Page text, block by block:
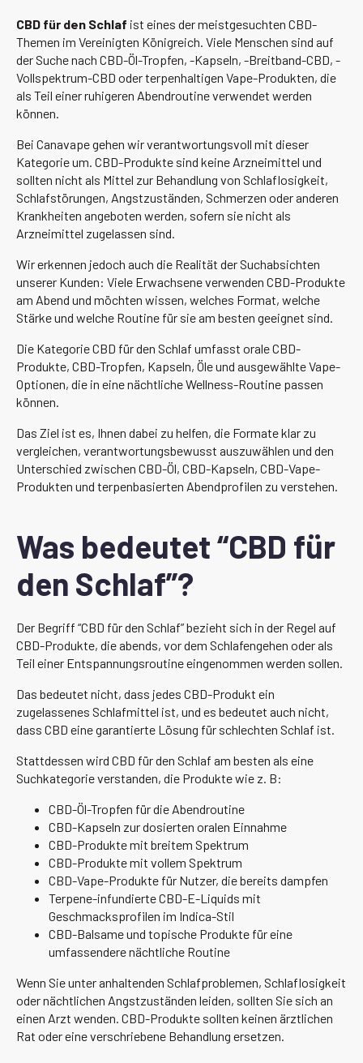
CBD für den Schlaf ist eines der meistgesuchten CBD-
Themen im Vereinigten Königreich. Viele Menschen sind auf
der Suche nach CBD-Öl-Tropfen, -Kapseln, -Breitband-CBD, -
Vollspektrum-CBD oder terpenhaltigen Vape-Produkten, die
als Teil einer ruhigeren Abendroutine verwendet werden
können.
Bei Canavape gehen wir verantwortungsvoll mit dieser
Kategorie um. CBD-Produkte sind keine Arzneimittel und
sollten nicht als Mittel zur Behandlung von Schlaflosigkeit,
Schlafstörungen, Angstzuständen, Schmerzen oder anderen
Krankheiten angeboten werden, sofern sie nicht als
Arzneimittel zugelassen sind.
Wir erkennen jedoch auch die Realität der Suchabsichten
unserer Kunden: Viele Erwachsene verwenden CBD-Produkte
am Abend und möchten wissen, welches Format, welche
Stärke und welche Routine für sie am besten geeignet sind.
Die Kategorie CBD für den Schlaf umfasst orale CBD-
Produkte, CBD-Tropfen, Kapseln, Öle und ausgewählte Vape-
Optionen, die in eine nächtliche Wellness-Routine passen
können.
Das Ziel ist es, Ihnen dabei zu helfen, die Formate klar zu
vergleichen, verantwortungsbewusst auszuwählen und den
Unterschied zwischen CBD-Öl, CBD-Kapseln, CBD-Vape-
Produkten und terpenbasierten Abendprofilen zu verstehen.
Was bedeutet “CBD für
den Schlaf”?
Der Begriff “CBD für den Schlaf” bezieht sich in der Regel auf
CBD-Produkte, die abends, vor dem Schlafengehen oder als
Teil einer Entspannungsroutine eingenommen werden sollen.
Das bedeutet nicht, dass jedes CBD-Produkt ein
zugelassenes Schlafmittel ist, und es bedeutet auch nicht,
dass CBD eine garantierte Lösung für schlechten Schlaf ist.
Stattdessen wird CBD für den Schlaf am besten als eine
Suchkategorie verstanden, die Produkte wie z. B:
CBD-Öl-Tropfen für die Abendroutine
CBD-Kapseln zur dosierten oralen Einnahme
CBD-Produkte mit breitem Spektrum
CBD-Produkte mit vollem Spektrum
CBD-Vape-Produkte für Nutzer, die bereits dampfen
Terpene-infundierte CBD-E-Liquids mit
Geschmacksprofilen im Indica-Stil
CBD-Balsame und topische Produkte für eine
umfassendere nächtliche Routine
Wenn Sie unter anhaltenden Schlafproblemen, Schlaflosigkeit
oder nächtlichen Angstzuständen leiden, sollten Sie sich an
einen Arzt wenden. CBD-Produkte sollten keinen ärztlichen
Rat oder eine verschriebene Behandlung ersetzen.